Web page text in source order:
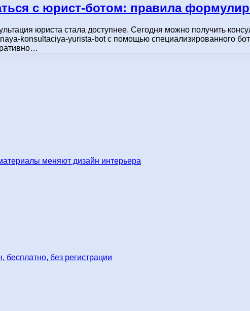
с юрист-ботом: правила
юриста стала доступнее. Сегодня можно получить
konsultaciya-yurista-bot с помощью специализированного
меняют дизайн интерьера
без регистрации